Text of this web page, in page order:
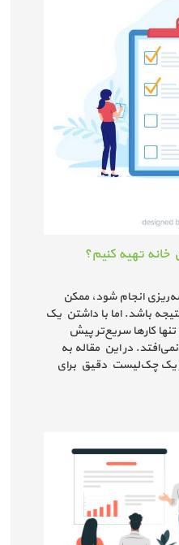
تهیه کنیم؟
انجام شود، ممکن
باشد. اما با داشتن یک
کارها سریع‌تر پیش
در این مقاله به
یک چک‌لیست دقیق برای